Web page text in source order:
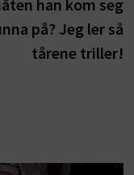
han kom seg
på? Jeg ler så
tårene triller!